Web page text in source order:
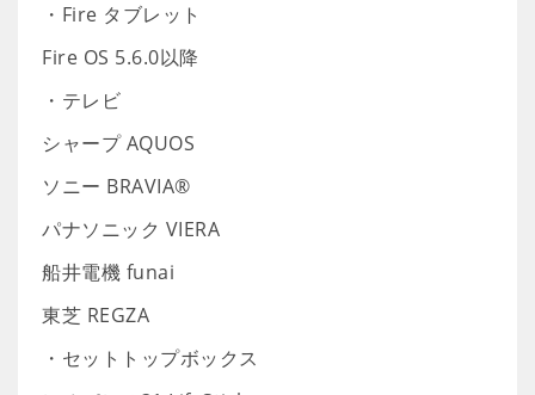
・Fire タブレット
Fire OS 5.6.0以降
・テレビ
シャープ AQUOS
ソニー BRAVIA®
パナソニック VIERA
船井電機 funai
東芝 REGZA
・セットトップボックス